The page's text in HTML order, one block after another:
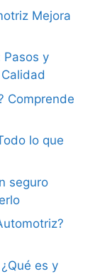
Mejora
Pasos y
Comprende
lo que
seguro
es y